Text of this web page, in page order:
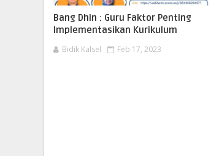
Bang Dhin : Guru Faktor Penting
Implementasikan Kurikulum
Bidik Kalsel Feb 17, 2023